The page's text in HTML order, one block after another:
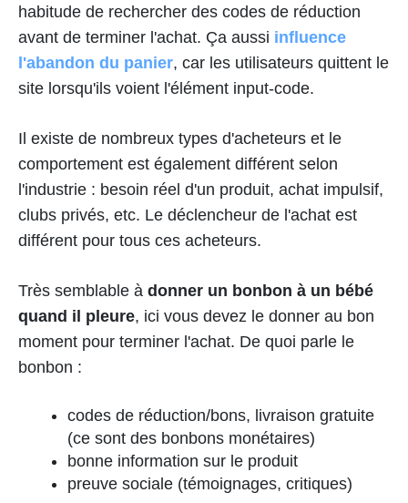
habitude de rechercher des codes de réduction
avant de terminer l'achat. Ça aussi influence
l'abandon du panier, car les utilisateurs quittent le
site lorsqu'ils voient l'élément input-code.
Il existe de nombreux types d'acheteurs et le
comportement est également différent selon
l'industrie : besoin réel d'un produit, achat impulsif,
clubs privés, etc. Le déclencheur de l'achat est
différent pour tous ces acheteurs.
Très semblable à donner un bonbon à un bébé
quand il pleure, ici vous devez le donner au bon
moment pour terminer l'achat. De quoi parle le
bonbon :
codes de réduction/bons, livraison gratuite
(ce sont des bonbons monétaires)
bonne information sur le produit
preuve sociale (témoignages, critiques)